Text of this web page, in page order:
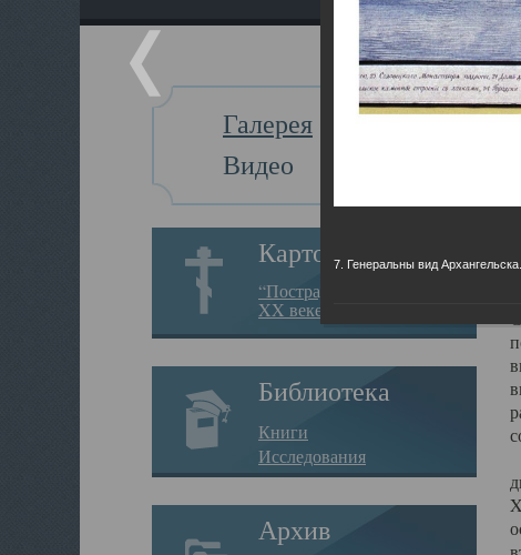
Галерея
Видео
Картотека
“Пострадавшие за веру в
XX веке на Севере”
Библиотека
Книги
Исследования
Архив
7. Генеральны вид Архангельска.